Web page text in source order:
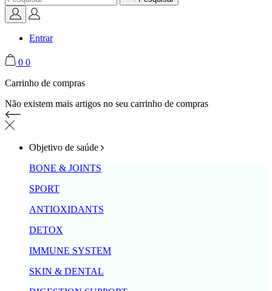
Entrar
0 0
Carrinho de compras
Não existem mais artigos no seu carrinho de compras
Objetivo de saúde
BONE & JOINTS
SPORT
ANTIOXIDANTS
DETOX
IMMUNE SYSTEM
SKIN & DENTAL